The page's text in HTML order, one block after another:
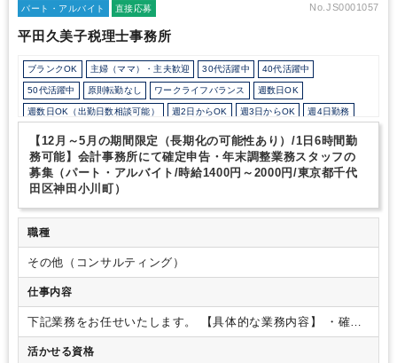
る環境でございます。■働き方
・週3日～×時短勤務のご相談がで
可能です！・アルバイトとしてご就業後、1年程で正社員として切
とと、代表がBig4出身でBig4時代の業務フローをベースにフォー
マットで統一されていることから、繁忙期であっても17：30には
帰社される方がほとんどです。・将来的には10社程お任せする予
定ではございますが、入力業務はないため難しく考える必要はござ
いません。 ■その他特徴・代表は大手都市銀行や中堅・大手税理
士法人を経験しており、財務・税務・ファイナンスサービスをワン
ストップで提供できることが強みとなっております。・所内には
働きながら税理士合格されて登録待ちの方が複数名いらっしゃるほ
か、科目合格者の方もいらっしゃいます。また、代表含めて子育て
世代の方も多くいらっしゃいます。ライフステージに合わせた働き
方を叶えられます！
したビルに移転しました。ビルの角部屋に位置しており、2面がガ
ラス張りで日差しがよく入ります。窓からは皇居や四季折々の街路
樹、イルミネーションが見えることもございます。お昼時はキッチ
ンカーも来ます！
パート・アルバイト 直接応募 No.JS0001057
平田久美子税理士事務所
ブランクOK 主婦（ママ）・主夫歓迎 30代活躍中 40代活躍中
50代活躍中 原則転勤なし ワークライフバランス 週数日OK
週数日OK（出勤日数相談可能） 週2日からOK 週3日からOK 週4日勤務
週5日勤務 時短勤務の相談OK 勤務開始時間の相談OK
勤務終了時間の相談OK 朝遅め 10時以降出社OK 定時早め
1日7時間未満勤務OK 残業少なめ 残業月10時間未満 残業20時間未満
教育環境が充実 業務手順等のOJT
完全週休2日制 EXCELのスキルが活かせる 弥生会計 PCA 魔法陣
【12月～5月の期間限定（長期化の可能性あり）/1日6時間勤
務可能】会計事務所にて確定申告・年末調整業務スタッフの
募集（パート・アルバイト/時給1400円～2000円/東京都千代
田区神田小川町）
職種
その他（コンサルティング）
仕事内容
下記業務をお任せいたします。 【具体的な業務内容】
・確定
申告業務・年末調整業務※ご経験や期間によっては法人の入
力業務～申告書作成業務や相続業務もお任せする可能性がござ
活かせる資格